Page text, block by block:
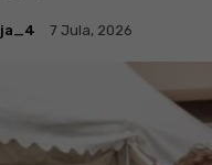
7 Jula, 2026